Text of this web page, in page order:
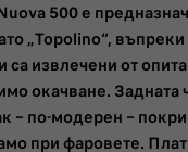
500 е
„Topolino“,
извлечени от
окачване. Задната
– по-модерен –
при фаровете.